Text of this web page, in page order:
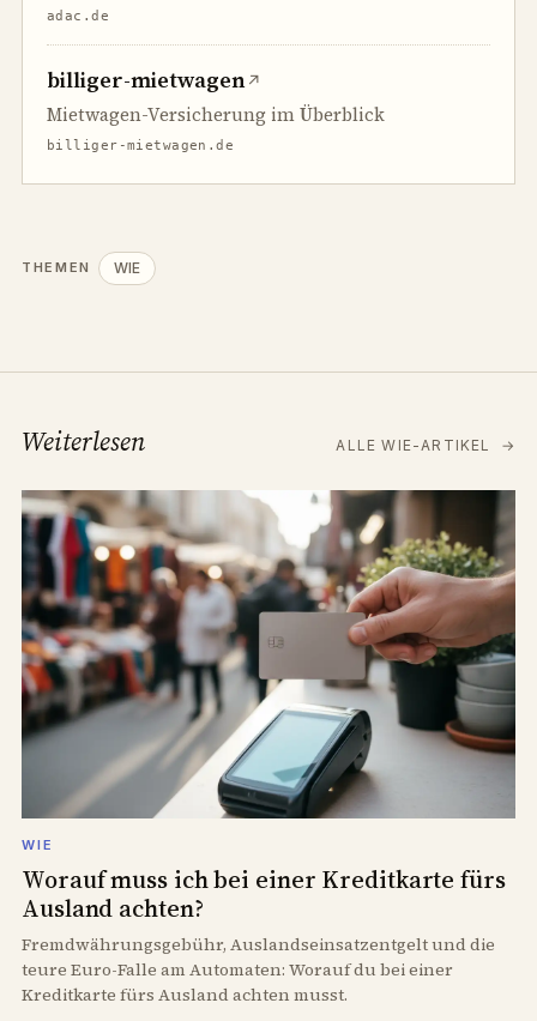
adac.de
billiger-mietwagen↗
Mietwagen-Versicherung im Überblick
billiger-mietwagen.de
THEMEN WIE
Weiterlesen ALLE WIE-ARTIKEL →
WIE
Worauf muss ich bei einer Kreditkarte fürs
Ausland achten?
Fremdwährungsgebühr, Auslandseinsatzentgelt und die
teure Euro-Falle am Automaten: Worauf du bei einer
Kreditkarte fürs Ausland achten musst.